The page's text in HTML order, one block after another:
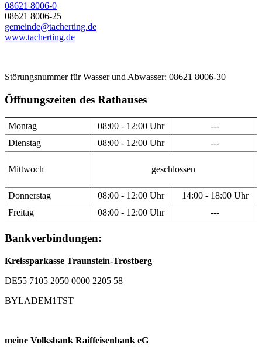
08621 8006-0
08621 8006-25
gemeinde@tacherting.de
www.tacherting.de
Störungsnummer für Wasser und Abwasser: 08621 8006-30
Öffnungszeiten des Rathauses
Montag 08:00 - 12:00 Uhr
---
Dienstag
08:00 - 12:00 Uhr ---
Mittwoch geschlossen
Donnerstag 08:00 - 12:00 Uhr
14:00 - 18:00 Uhr
Freitag
08:00 - 12:00 Uhr ---
Bankverbindungen:
Kreissparkasse Traunstein-Trostberg
DE55 7105 2050 0000 2205 58
BYLADEM1TST
meine Volksbank Raiffeisenbank eG